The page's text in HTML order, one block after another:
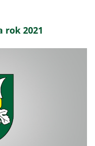
rok 2021